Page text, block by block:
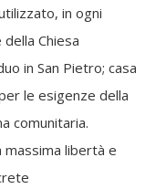
in ogni
Chiesa
in San Pietro; casa
le esigenze della
comunitaria.
massima libertà e